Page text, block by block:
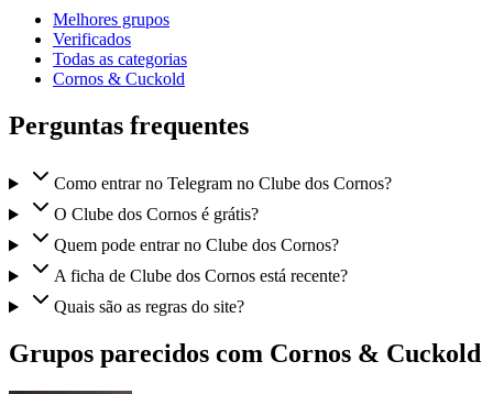
Melhores grupos
Verificados
Todas as categorias
Cornos & Cuckold
Perguntas frequentes
Como entrar no Telegram no Clube dos Cornos?
O Clube dos Cornos é grátis?
Quem pode entrar no Clube dos Cornos?
A ficha de Clube dos Cornos está recente?
Quais são as regras do site?
Grupos parecidos com Cornos & Cuckold